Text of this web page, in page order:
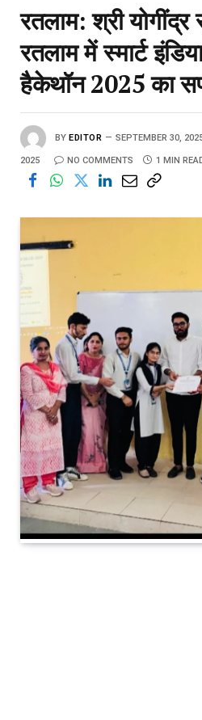
रतलाम: श्री
रतलाम में स्मार्ट
हैकेथॉन 2025 का
BY EDITOR SEPTEMBER 30,
2025 NO COMMENTS 1 MIN